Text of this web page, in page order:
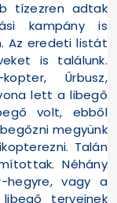
tízezren adtak
kampány is
Az eredeti listát
is találunk.
Űrbusz,
lett a libegő
volt, ebből
megyünk
Talán
Néhány
hegyre, vagy a
terveinek